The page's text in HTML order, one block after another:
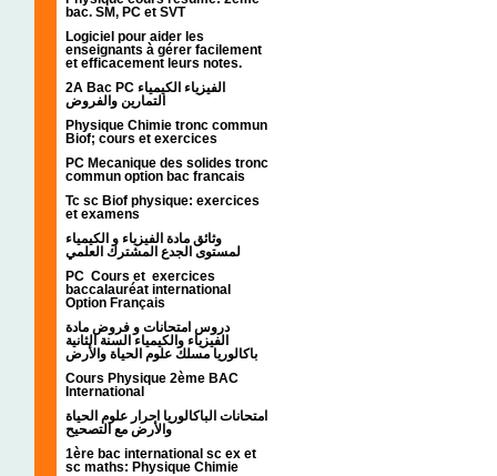
bac. SM, PC et SVT
Logiciel pour aider les
enseignants à gérer facilement
et efficacement leurs notes.
2A Bac PC الفيزياء الكيمياء
التمارين والفروض
Physique Chimie tronc commun
Biof; cours et exercices
PC Mecanique des solides tronc
commun option bac francais
Tc sc Biof physique: exercices
et examens
وثائق مادة الفيزياء و الكيمياء
PC Cours et exercices
baccalauréat international
Option Français
دروس امتحانات و فروض مادة
الفيزياء والكيمياء السنة الثانية
باكالوريا مسلك علوم الحياة والأرض
Cours Physique 2ème BAC
International
امتحانات الباكالوريا احرار علوم الحياة
والأرض مع التصحيح
1ère bac international sc ex et
sc maths: Physique Chimie